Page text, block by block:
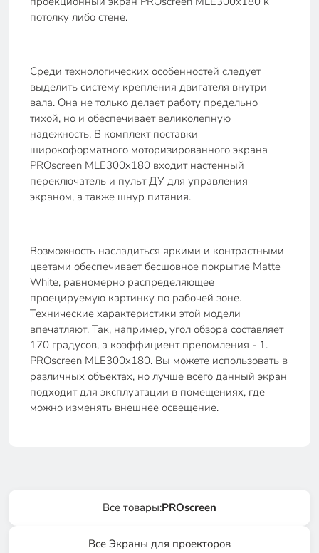
потолку либо стене.
Среди технологических особенностей следует
выделить систему крепления двигателя внутри
вала. Она не только делает работу предельно
тихой, но и обеспечивает великолепную
надежность. В комплект поставки
широкоформатного моторизированного экрана
PROscreen MLE300x180 входит настенный
переключатель и пульт ДУ для управления
экраном, а также шнур питания.
Возможность насладиться яркими и контрастными
цветами обеспечивает бесшовное покрытие Matte
White, равномерно распределяющее
проецируемую картинку по рабочей зоне.
Технические характеристики этой модели
впечатляют. Так, например, угол обзора составляет
170 градусов, а коэффициент преломления - 1.
PROscreen MLE300х180. Вы можете использовать в
различных объектах, но лучше всего данный экран
подходит для эксплуатации в помещениях, где
можно изменять внешнее освещение.
Все товары:PROscreen
Все Экраны для проекторов